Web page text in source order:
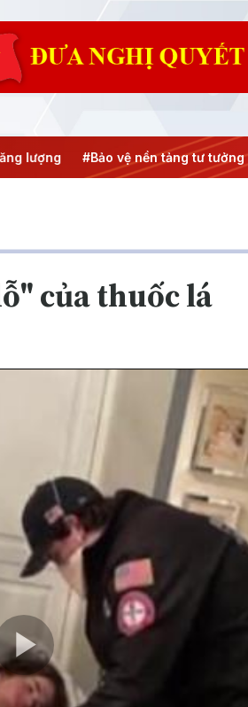
#Bảo vệ nền tảng tư tưởng của Đảng
của thuốc lá
Play